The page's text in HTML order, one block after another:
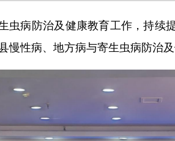
病防治及健康教育工作，持续
性病、地方病与寄生虫病防治及